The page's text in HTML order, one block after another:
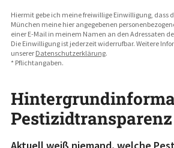
Hiermit gebe ich meine freiwillige Einwilligung, dass
München meine hier angegebenen
einer E-Mail in meinem Namen an den Adressaten
Die Einwilligung ist jederzeit widerrufbar. Weitere
unserer Datenschutzerklärung.
* Pflichtangaben.
Pestizidtransparenz